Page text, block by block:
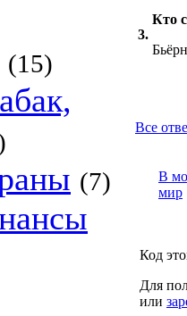
(15)
(7)
3.
Кто
Все
В
мир
Код
Для
или